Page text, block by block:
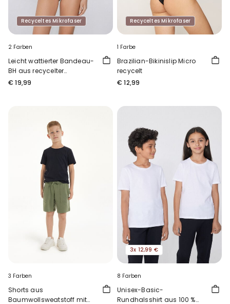
Recyceltes Mikrofaser
2 Farben
Leicht wattierter Bandeau-
BH aus recycelter
Mikrofaser Full Coverage
€ 19,99
Recyceltes Mikrofaser
1 Farbe
Brazilian-Bikinislip Micro
recycelt
€ 12,99
3 Farben
Shorts aus
Baumwollsweatstoff mit
3x 12,99 €
8 Farben
Unisex-Basic-
Rundhalsshirt aus 100 %